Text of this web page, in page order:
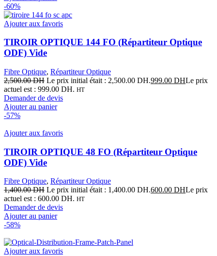
-60%
Ajouter aux favoris
TIROIR OPTIQUE 144 FO (Répartiteur Optique
ODF) Vide
Fibre Optique, Répartiteur Optique
2,500.00DH Le prix initial était : 2,500.00 DH.999.00 DHLe prix
actuel est : 999.00 DH. HT
Demander de devis
Ajouter au panier
-57%
Ajouter aux favoris
TIROIR OPTIQUE 48 FO (Répartiteur Optique
ODF) Vide
Fibre Optique, Répartiteur Optique
1,400.00DH Le prix initial était : 1,400.00 DH.600.00 DHLe prix
actuel est : 600.00 DH. HT
Demander de devis
Ajouter au panier
-58%
Ajouter aux favoris